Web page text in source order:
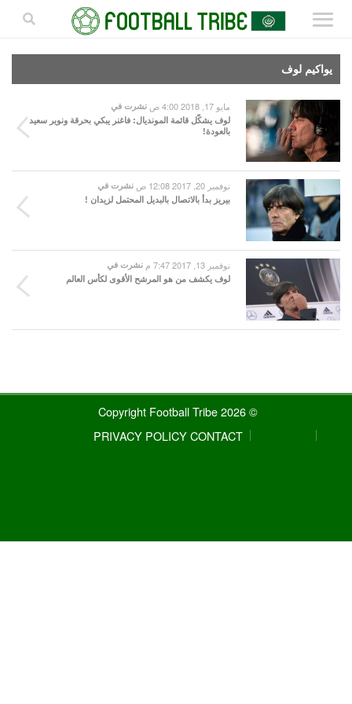
يواكيم لوف
نشرت في مايو 17, 2018 4:00 ص
لوف يشكّل قائمة المونديال: فاغنر يبكي بحرقة ونوير سعيد
بالعودة!
نشرت في نوفمبر 20, 2017 12:08 ص
بيريز بدأ بالاتصال بالبديل المحتمل لزيدان !
نشرت في نوفمبر 13, 2017 7:47 م
لوف يكشف من هو المرشح الأقوى لكأس العالم
© 2026 Copyright Football Tribe
CONTACT
PRIVACY POLICY